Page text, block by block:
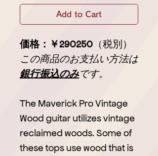
Add to Cart
価格：￥290250 （税別）
この商品のお支払い方法は
銀行振込のみです。
The Maverick Pro Vintage
Wood guitar utilizes vintage
reclaimed woods. Some of
these tops use wood that is